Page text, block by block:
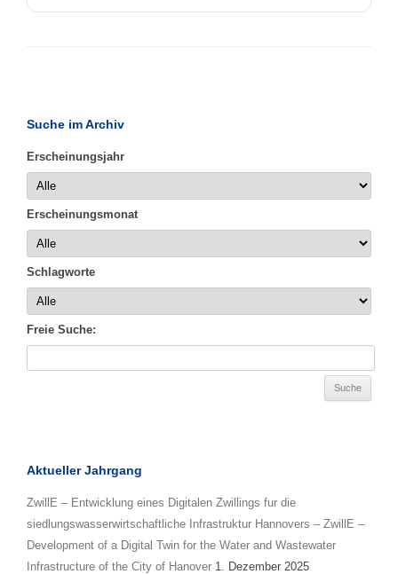
Suche im Archiv
Erscheinungsjahr
Erscheinungsmonat
Schlagworte
Freie Suche:
Aktueller Jahrgang
ZwillE – Entwicklung eines Digitalen Zwillings fur die
siedlungswasserwirtschaftliche Infrastruktur Hannovers – ZwillE –
Development of a Digital Twin for the Water and Wastewater
Infrastructure of the City of Hanover 1. Dezember 2025